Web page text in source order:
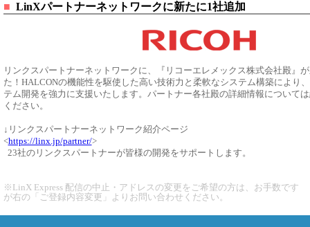
■ LinXパートナーネットワークに新たに1社追加
リンクスパートナーネットワークに、『リコーエレメックス株式会社殿』
た！HALCONの機能性を駆使した高い技術力と柔軟なシステム構築により
テム開発を強力に支援いたします。パートナー各社殿の詳細情報について
ください。
↓リンクスパートナーネットワーク紹介ページ
<https://linx.jp/partner/>
23社のリンクスパートナーが皆様の開発をサポートします。
※LinX Express 配信の中止・アドレスの変更をご希望の方は、お手数です
が右の「ご登録内容変更」よりお問い合わせください。